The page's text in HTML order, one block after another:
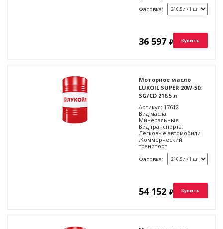
Фасовка:
36 597 ₽ Купить
Моторное масло
LUKOIL SUPER 20W‑50,
SG/CD 216,5 л
Артикул: 17612
Вид масла:
Минеральные
Вид транспорта:
Легковые автомобили
,Коммерческий
транспорт
Фасовка:
54 152 ₽ Купить